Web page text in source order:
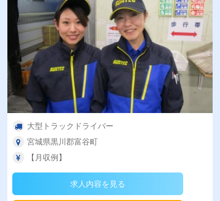
大型トラックドライバー
宮城県黒川郡富谷町
【月収例】
求人内容を見る